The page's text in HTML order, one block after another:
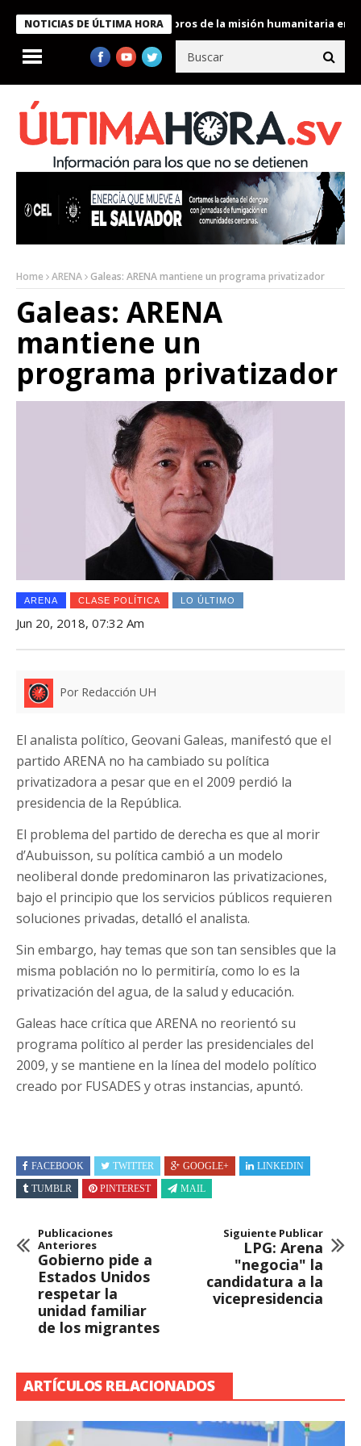
NOTICIAS DE ÚLTIMA HORA
Bukele condecora a miembros de la misión humanitaria enviada
Home ARENA Galeas: ARENA mantiene un programa privatizador
Galeas: ARENA
mantiene un
programa privatizador
ARENA CLASE POLÍTICA LO ÚLTIMO
Jun 20, 2018, 07:32 Am
Por Redacción UH
El analista político, Geovani Galeas, manifestó que el
partido ARENA no ha cambiado su política
privatizadora a pesar que en el 2009 perdió la
presidencia de la República.
El problema del partido de derecha es que al morir
d’Aubuisson, su política cambió a un modelo
neoliberal donde predominaron las privatizaciones,
bajo el principio que los servicios públicos requieren
soluciones privadas, detalló el analista.
Sin embargo, hay temas que son tan sensibles que la
misma población no lo permitiría, como lo es la
privatización del agua, de la salud y educación.
Galeas hace crítica que ARENA no reorientó su
programa político al perder las presidenciales del
2009, y se mantiene en la línea del modelo político
creado por FUSADES y otras instancias, apuntó.
FACEBOOK TWITTER GOOGLE+
LINKEDIN
TUMBLR
PINTEREST MAIL
Publicaciones
Anteriores
Gobierno pide a
Estados Unidos
respetar la
unidad familiar
de los migrantes
Siguiente Publicar
LPG: Arena
"negocia" la
candidatura a la
vicepresidencia
ARTÍCULOS RELACIONADOS